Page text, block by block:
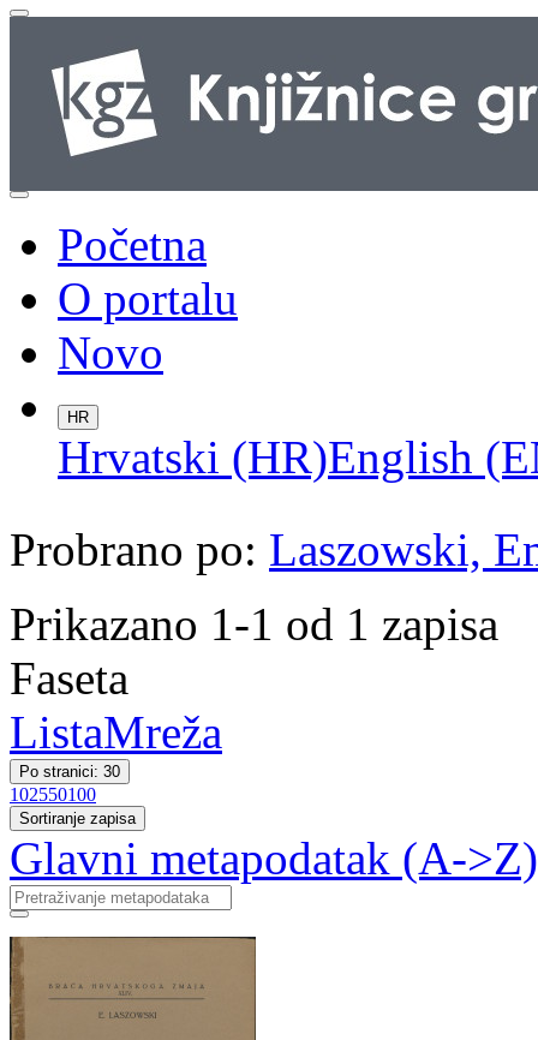
Početna
O portalu
Novo
HR
Hrvatski (HR)English
Probrano po: Laszowski,
Prikazano 1-1 od 1 zapisa
Faseta
ListaMreža
Po stranici: 30
102550100
Sortiranje zapisa
Glavni metapodatak (A->Z)